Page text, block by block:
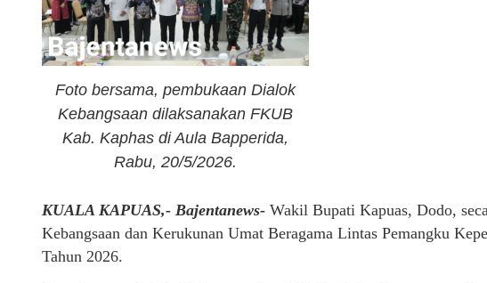
Foto bersama, pembukaan Dialok
Kebangsaan dilaksanakan FKUB
Kab. Kaphas di Aula Bapperida,
Rabu, 20/5/2026.
KUALA KAPUAS,- Bajentanews- Wakil Bupati Kapuas, Dodo,
Kebangsaan dan Kerukunan Umat Beragama Lintas Pemangku
Tahun 2026.